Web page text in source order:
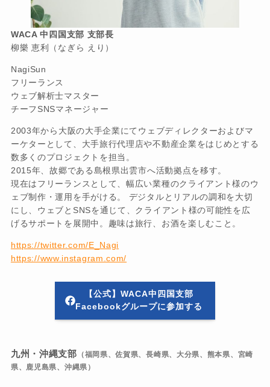
WACA 中四国支部 支部長
柳樂 恵利（なぎら えり）
NagiSun
フリーランス
ウェブ解析士マスター
チーフSNSマネージャー
2003年から大阪の大手企業にてウェブディレクターおよびマ
ーケターとして、大手旅行代理店や不動産企業をはじめとする
数多くのプロジェクトを担当。
2015年、故郷である島根県出雲市へ活動拠点を移す。
現在はフリーランスとして、幅広い業種のクライアント様のウ
ェブ制作・運用を手がける。 デジタルとリアルの調和を大切
にし、ウェブとSNSを通じて、クライアント様の可能性を広
げるサポートを展開中。趣味は旅行、お酒を楽しむこと。
https://twitter.com/E_Nagi
https://www.instagram.com/
【公式】WACA中四国支部
Facebookグループに参加する
九州・沖縄支部 （福岡県、佐賀県、長崎県、大分県、熊本県、宮崎
県、鹿児島県、沖縄県）